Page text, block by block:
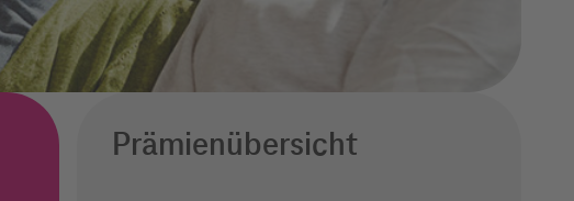
Prämienübersicht